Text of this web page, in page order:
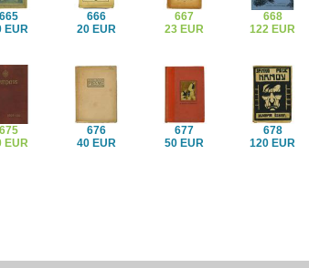
665
EUR
666
20 EUR
667
23 EUR
668
122 EUR
675
EUR
676
40 EUR
677
50 EUR
678
120 EUR